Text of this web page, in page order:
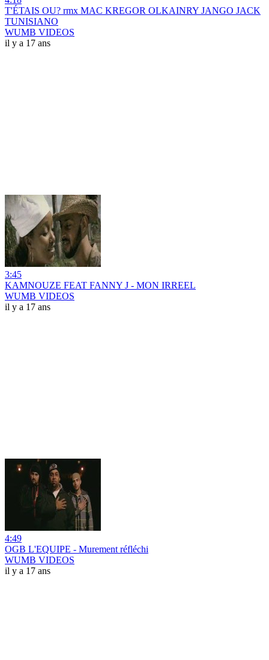
T'ÉTAIS OU? rmx MAC KREGOR OLKAINRY JANGO JACK
TUNISIANO
WUMB VIDEOS
il y a 17 ans
3:45
KAMNOUZE FEAT FANNY J - MON IRREEL
WUMB VIDEOS
il y a 17 ans
4:49
OGB L'EQUIPE - Murement réfléchi
WUMB VIDEOS
il y a 17 ans